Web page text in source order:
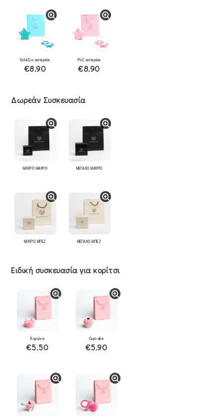
Γαλάζιο αστεράκι
€8.90
Ροζ αστεράκι
€8.90
Δωρεάν Συσκευασία
ΜΙΚΡΟ ΜΑΥΡΟ ΜΕΓΑΛΟ ΜΑΥΡΟ
ΜΙΚΡΟ ΜΠΕΖ ΜΕΓΑΛΟ ΜΠΕΖ
Ειδική συσκευασία για κορίτσι
Κορώνα
€5.50
Cupcake
€5.90